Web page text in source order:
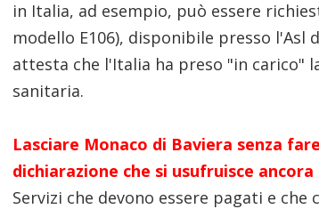
in Italia, ad esempio, può essere
modello E106), disponibile presso l'Asl
attesta che l'Italia ha preso "in carico"
sanitaria.
Lasciare Monaco di Baviera senza
dichiarazione che si usufruisce
Servizi che devono essere pagati e